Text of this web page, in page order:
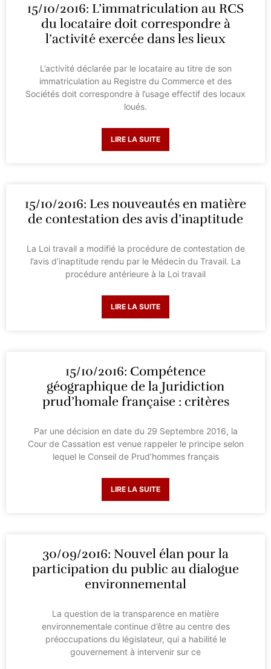
15/10/2016: L’immatriculation au RCS
du locataire doit correspondre à
l’activité exercée dans les lieux
L’activité déclarée par le locataire au titre de son
immatriculation au Registre du Commerce et des
Sociétés doit correspondre à l’usage effectif des locaux
loués.
LIRE LA SUITE
15/10/2016: Les nouveautés en matière
de contestation des avis d’inaptitude
La Loi travail a modifié la procédure de contestation de
l’avis d’inaptitude rendu par le Médecin du Travail. La
procédure antérieure à la Loi travail
LIRE LA SUITE
15/10/2016: Compétence
géographique de la Juridiction
prud’homale française : critères
Par une décision en date du 29 Septembre 2016, la
Cour de Cassation est venue rappeler le principe selon
lequel le Conseil de Prud’hommes français
LIRE LA SUITE
30/09/2016: Nouvel élan pour la
participation du public au dialogue
environnemental
La question de la transparence en matière
environnementale continue d’être au centre des
préoccupations du législateur, qui a habilité le
gouvernement à intervenir sur ce